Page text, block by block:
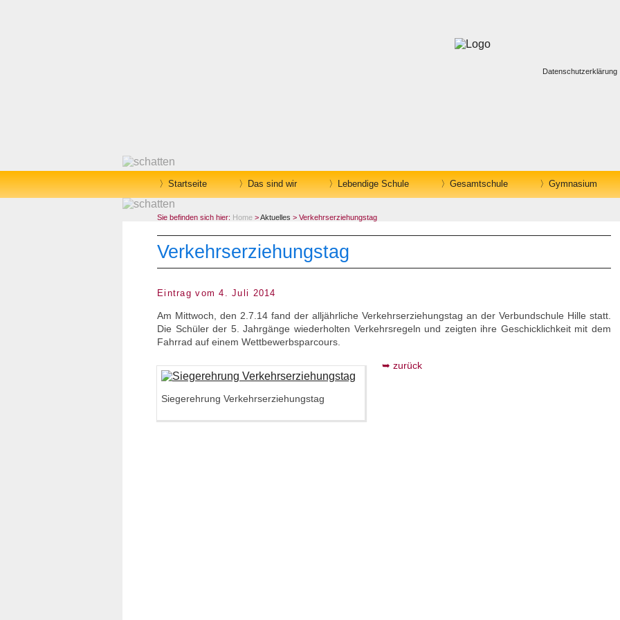
Datenschutzerklärung
Startseite Das sind wir Lebendige Schule Gesamtschule Gymnasium
Sie befinden sich hier: Home >Aktuelles > Verkehrserziehungstag
Verkehrserziehungstag
Eintrag vom 4. Juli 2014
Am Mittwoch, den 2.7.14 fand der alljährliche Verkehrserziehungstag an der Verbundschule Hille statt.
Die Schüler der 5. Jahrgänge wiederholten Verkehrsregeln und zeigten ihre Geschicklichkeit mit dem
Fahrrad auf einem Wettbewerbsparcours.
Siegerehrung Verkehrserziehungstag
zurück